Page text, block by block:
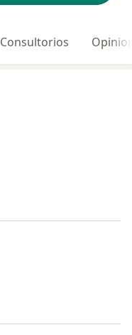
Consultorios